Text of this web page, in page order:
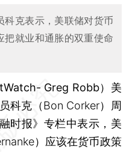
科克表示，美联储对货币
把就业和通胀的双重使命
Greg Robb） 美
科克（Bon Corker）周
时报》专栏中表示，美
）应该在货币政策